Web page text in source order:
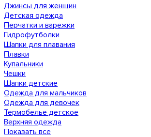
Джинсы для женщин
Детская одежда
Перчатки и варежки
Гидрофутболки
Шапки для плавания
Плавки
Купальники
Чешки
Шапки детские
Одежда для мальчиков
Одежда для девочек
Термобелье детское
Верхняя одежда
Показать все